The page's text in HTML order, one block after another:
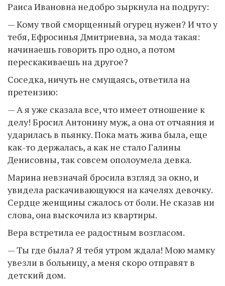
Раиса Ивановна недобро зыркнула на подругу:
— Кому твой сморщенный огурец нужен? И что у
тебя, Ефросинья Дмитриевна, за мода такая:
начинаешь говорить про одно, а потом
перескакиваешь на другое?
Соседка, ничуть не смущаясь, ответила на
претензию:
— А я уже сказала все, что имеет отношение к
делу! Бросил Антонину муж, а она от отчаяния и
ударилась в пьянку. Пока мать жива была, еще
как-то держалась, а как не стало Галины
Денисовны, так совсем ополоумела девка.
Марина невзначай бросила взгляд за окно, и
увидела раскачивающуюся на качелях девочку.
Сердце женщины сжалось от боли. Не сказав ни
слова, она выскочила из квартиры.
Вера встретила ее радостным возгласом.
— Ты где была? Я тебя утром ждала! Мою мамку
увезли в больницу, а меня скоро отправят в
детский дом.